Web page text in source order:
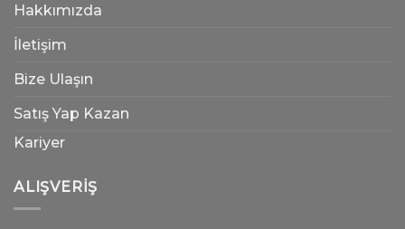
Hakkımızda
İletişim
Bize Ulaşın
Satış Yap Kazan
Kariyer
ALIŞVERIŞ